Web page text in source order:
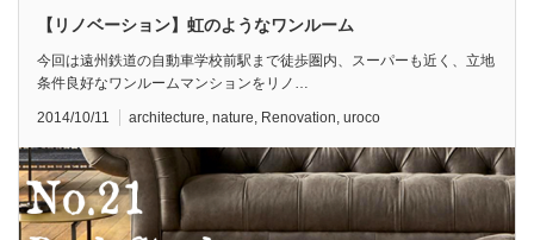
【リノベーション】虹のようなワンルーム
今回は遠州鉄道の自動車学校前駅まで徒歩圏内、スーパーも近く、立地
条件良好なワンルームマンションをリノ…
2014/10/11 architecture, nature, Renovation, uroco